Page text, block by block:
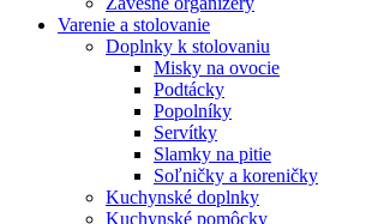
Varenie a stolovanie
Doplnky k stolovaniu
Misky na ovocie
Podtácky
Popolníky
Servítky
Slamky na pitie
Soľničky a koreničky
Kuchynské doplnky
Kuchynské pomôcky